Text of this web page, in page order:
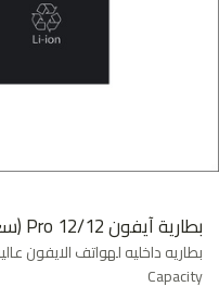
بطارية آيفون 12/12 Pro (سعة فائقة)
Capacity